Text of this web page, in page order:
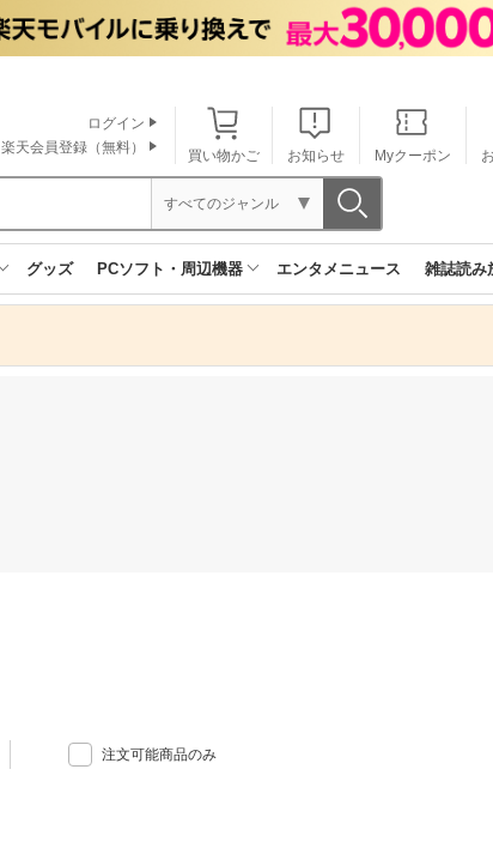
買い物かご お知らせ Myクーポン
ログイン
楽天会員登録（無料）
すべてのジャンル
グッズ PCソフト・周辺機器 エンタメニュース 雑誌読み
注文可能商品のみ